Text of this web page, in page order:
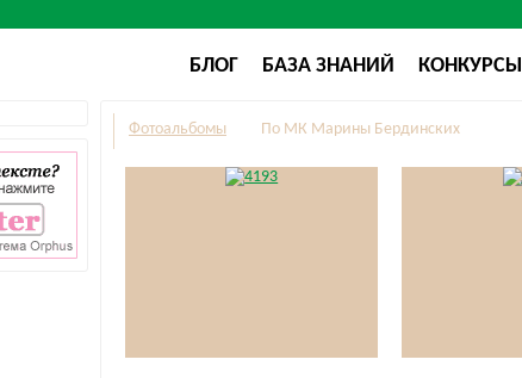
БЛОГ БАЗА ЗНАНИЙ КОНКУРСЫ
Фотоальбомы По МК Марины Бердинских